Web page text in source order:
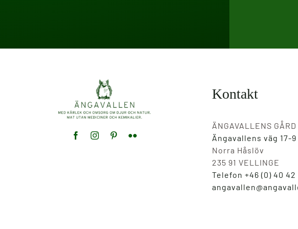
Kontakt
ÄNGAVALLENS GÅRD
Ängavallens väg 17-9
Norra Håslöv
235 91 VELLINGE
Telefon +46 (0) 40 42